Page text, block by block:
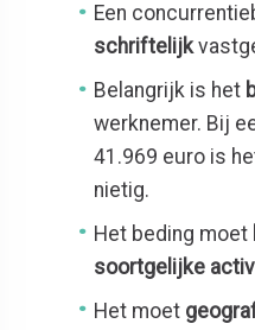
Een
schriftelijk
Belangrijk is het
werknemer. Bij
41.969 euro is
nietig.
Het beding moet
soortgelijke
Het moet